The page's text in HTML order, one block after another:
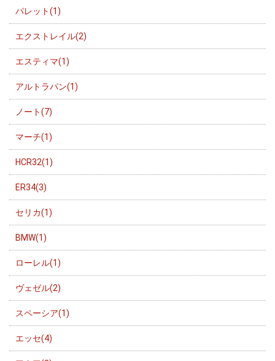
パレット(1)
エクストレイル(2)
エスティマ(1)
アルトラパン(1)
ノート(7)
マーチ(1)
HCR32(1)
ER34(3)
セリカ(1)
BMW(1)
ローレル(1)
ヴェゼル(2)
スペーシア(1)
エッセ(4)